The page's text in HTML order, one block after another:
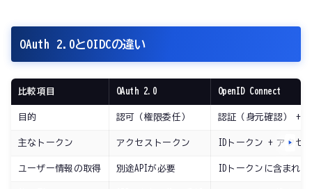
OAuth 2.0とOIDCの違い
比較項目 OAuth 2.0 OpenID Connect
目的 認可（権限委任） 認証（身元確認） +
主なトークン アクセストークン IDトークン + アクセ
ユーザー情報の取得 別途APIが必要 IDトークンに含まれる